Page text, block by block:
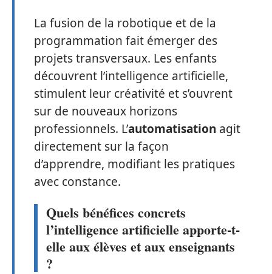
La fusion de la robotique et de la
programmation fait émerger des
projets transversaux. Les enfants
découvrent l’intelligence artificielle,
stimulent leur créativité et s’ouvrent
sur de nouveaux horizons
professionnels. L’automatisation agit
directement sur la façon
d’apprendre, modifiant les pratiques
avec constance.
Quels bénéfices concrets
l’intelligence artificielle apporte-t-
elle aux élèves et aux enseignants
?